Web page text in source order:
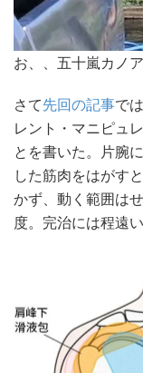
お、、五十嵐カノ
さて先回の記事で
レント・マニピュ
とを書いた。片腕
した筋肉をはがす
かず、動く範囲は
度。完治には程遠